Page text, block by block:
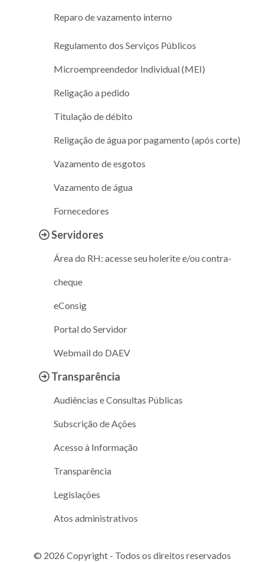
Reparo de vazamento interno
Regulamento dos Serviços Públicos
Microempreendedor Individual (MEI)
Religação a pedido
Titulação de débito
Religação de água por pagamento (após corte)
Vazamento de esgotos
Vazamento de água
Fornecedores
Servidores
Área do RH: acesse seu holerite e/ou contra-
cheque
eConsig
Portal do Servidor
Webmail do DAEV
Transparência
Audiências e Consultas Públicas
Subscrição de Ações
Acesso à Informação
Transparência
Legislações
Atos administrativos
© 2026 Copyright - Todos os direitos reservados